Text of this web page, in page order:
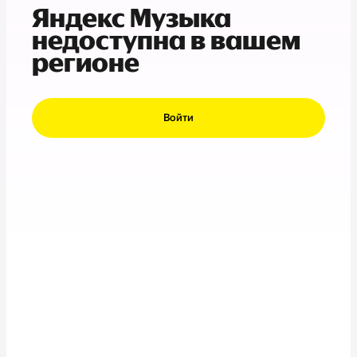
Яндекс Музыка
недоступна в вашем
регионе
Войти